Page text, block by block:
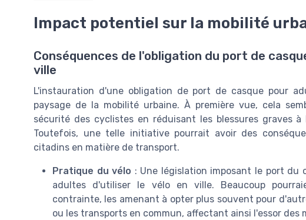
Impact potentiel sur la mobilité
Conséquences de l'obligation du port de
ville
L'instauration d'une obligation de port de casque pour
paysage de la mobilité urbaine. À première vue, cela
sécurité des cyclistes en réduisant les blessures graves
Toutefois, une telle initiative pourrait avoir des
citadins en matière de transport.
Pratique du vélo : Une législation imposant le port du
adultes d'utiliser le vélo en ville. Beaucoup
contrainte, les amenant à opter plus souvent pour
ou les transports en commun, affectant ainsi l'essor des